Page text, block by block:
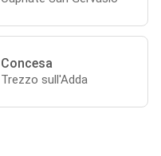
Concesa
Trezzo sull'Adda